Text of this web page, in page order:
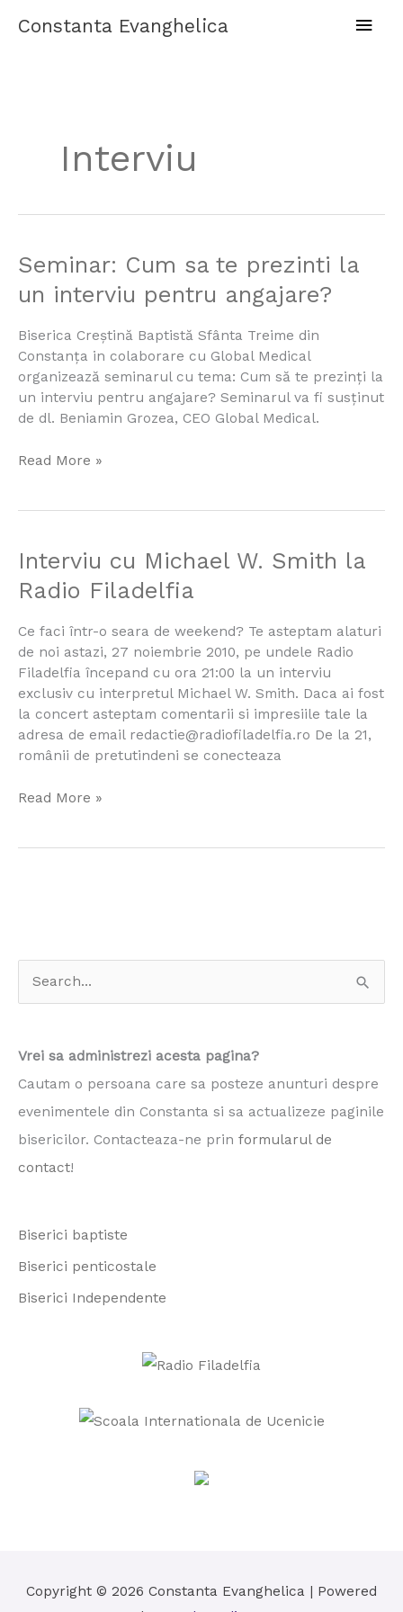
Constanta Evanghelica
Main
Interviu
Seminar: Cum sa te prezinti la
un interviu pentru angajare?
Biserica Creștină Baptistă Sfânta Treime din
Constanța in colaborare cu Global Medical
organizează seminarul cu tema: Cum să te prezinți la
un interviu pentru angajare? Seminarul va fi susținut
de dl. Beniamin Grozea, CEO Global Medical.
Seminar:
sa
prezinti
la
un
interviu
pentru
Read More »
Interviu cu Michael W. Smith la
Radio Filadelfia
Ce faci într-o seara de weekend? Te asteptam alaturi
de noi astazi, 27 noiembrie 2010, pe undele Radio
Filadelfia începand cu ora 21:00 la un interviu
exclusiv cu interpretul Michael W. Smith. Daca ai fost
la concert asteptam comentarii si impresiile tale la
adresa de email redactie@radiofiladelfia.ro De la 21,
românii de pretutindeni se conecteaza
Interviu
Michael
Smith
la
Radio
Filadelfia
Read More »
:
Vrei sa administrezi acesta pagina?
Cautam o persoana care sa posteze anunturi despre
evenimentele din Constanta si sa actualizeze paginile
bisericilor. Contacteaza-ne prin formularul de
contact!
Biserici baptiste
Biserici penticostale
Biserici Independente
Copyright © 2026 Constanta Evanghelica | Powered